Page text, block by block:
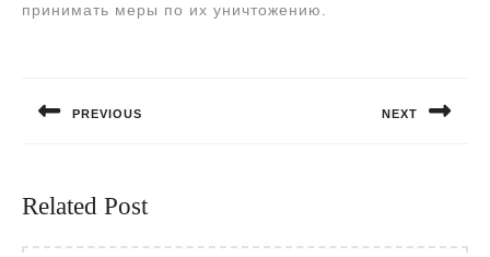
принимать меры по их уничтожению.
записям
PREVIOUS NEXT
Related Post